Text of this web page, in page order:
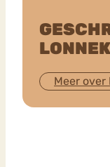
Meer over